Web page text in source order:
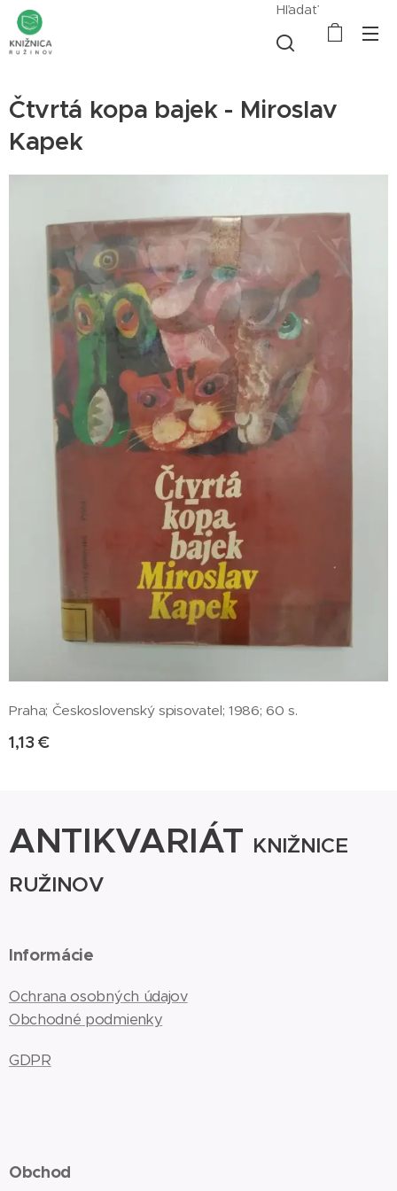
Hľadať
Čtvrtá kopa bajek - Miroslav
Kapek
Praha; Československý spisovatel; 1986; 60 s.
1,13 €
ANTIKVARIÁT KNIŽNICE
RUŽINOV
Informácie
Ochrana osobných údajov
Obchodné podmienky
GDPR
Obchod